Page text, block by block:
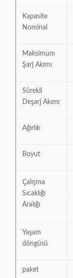
Kapasite
Nominal
Maksimum
Şarj Akımı
Sürekli
Deşarj Akımı
Ağırlık
Boyut
Çalışma
Sıcaklığı
Aralığı
Yaşam
döngüsü
paket